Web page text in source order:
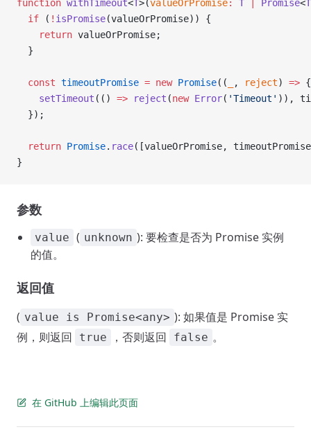
function withTimeout<T>(valueOrPromise: T Promise<T
  if
( ! isPromise(valueOrPromise)) {
    return
valueOrPromise;
  }
  const
timeoutPromise = new Promise(( , reject) => {
    setTimeout
(() => reject (new Error( 'Timeout' )),
  });
  return
Promise. race([valueOrPromise,
}
参数
value ( unknown ): 要检查是否为 Promise 实例
的值。
返回值
( value is Promise<any> ): 如果值是 Promise 实
例，则返回
true ，否则返回 false 。
在 GitHub 上编辑此页面